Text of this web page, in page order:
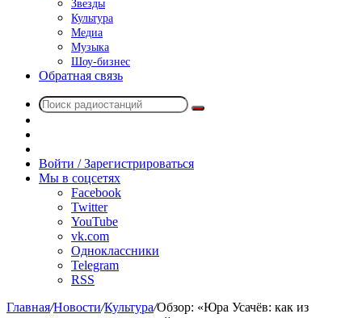
Звезды
Культура
Медиа
Музыка
Шоу-бизнес
Обратная связь
Поиск
радио
Войти / Зарегистрироваться
Мы в соцсетях
Facebook
Twitter
YouTube
vk.com
Одноклассники
Telegram
RSS
Главная/Новости/Культура/Обзор: «Юра Усачёв: как из